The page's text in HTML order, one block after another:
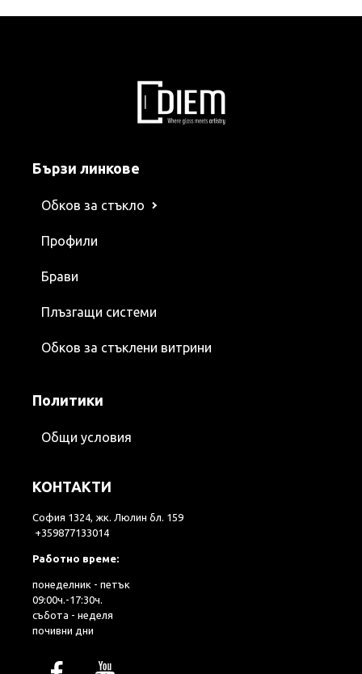
Бързи линкове
Обков за стъкло
Профили
Брави
Плъзгащи системи
Обков за стъклени витрини
Политики
Общи условия
КОНТАКТИ
София 1324, жк. Люлин бл. 159
+359877133014
Работно време:
понеделник - петък
09:00ч.-17:30ч.
събота - неделя
почивни дни